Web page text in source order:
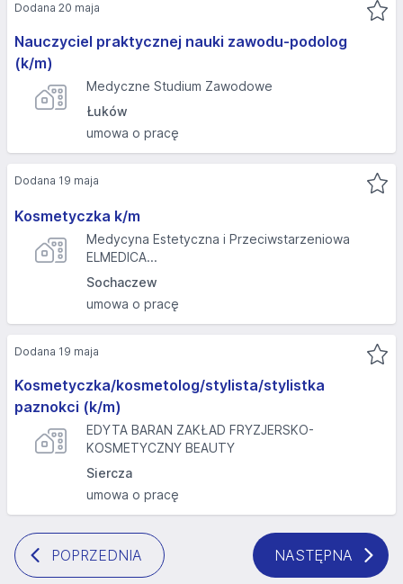
Nauczyciel praktycznej nauki zawodu-podolog
(k/m)
Medyczne Studium Zawodowe
Łuków
umowa o pracę
Dodana 20 maja
Kosmetyczka k/m
Medycyna Estetyczna i Przeciwstarzeniowa
ELMEDICA...
Sochaczew
umowa o pracę
Dodana 19 maja
Kosmetyczka/kosmetolog/stylista/stylistka
paznokci (k/m)
EDYTA BARAN ZAKŁAD FRYZJERSKO-
KOSMETYCZNY BEAUTY
Siercza
umowa o pracę
Dodana 19 maja
POPRZEDNIA NASTĘPNA